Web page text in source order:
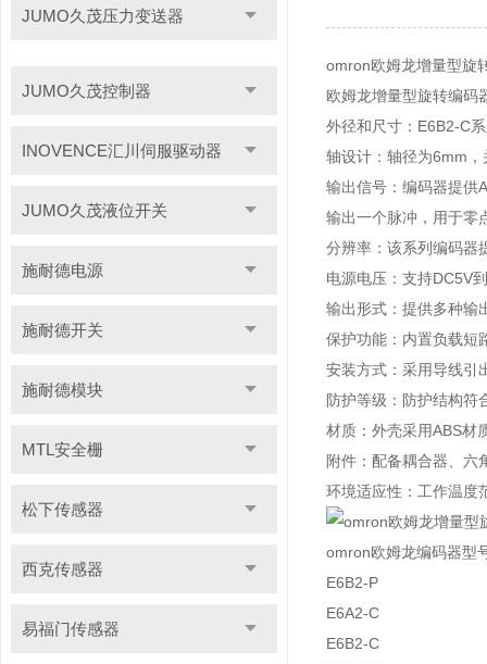
JUMO久茂压力变送器
JUMO久茂控制器
INOVENCE汇川伺服驱动器
JUMO久茂液位开关
施耐德电源
施耐德开关
施耐德模块
MTL安全栅
松下传感器
西克传感器
易福门传感器
omron欧姆龙增量型旋
欧姆龙增量型旋转编码
外径和尺寸：E6B2-C
轴设计：轴径为6mm
输出信号：编码器提供
输出一个脉冲，用于零
分辨率：该系列编码器
电源电压：支持DC5V
输出形式：提供多种输
保护功能：内置负载短
安装方式：采用导线引
防护等级：防护结构符
材质：外壳采用ABS材
附件：配备耦合器、六
环境适应性：工作温度
omron欧姆龙编码器型
E6B2-P
E6A2-C
E6B2-C